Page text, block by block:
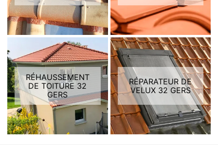
RÉHAUSSEMENT
DE TOITURE 32
GERS
RÉPARATEUR DE
VELUX 32 GERS